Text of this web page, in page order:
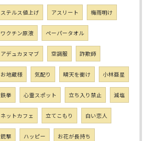
ステルス値上げ アスリート 梅雨明け
ワクチン原液 ペーパータオル
アデュカヌマブ 空調服 詐欺師
お地蔵様 気配り 晴天を衝け 小林亜星
鉄拳 心霊スポット 立ち入り禁止 減塩
ネットカフェ 立てこもり 白い恋人
銃撃 ハッピー お花が長持ち